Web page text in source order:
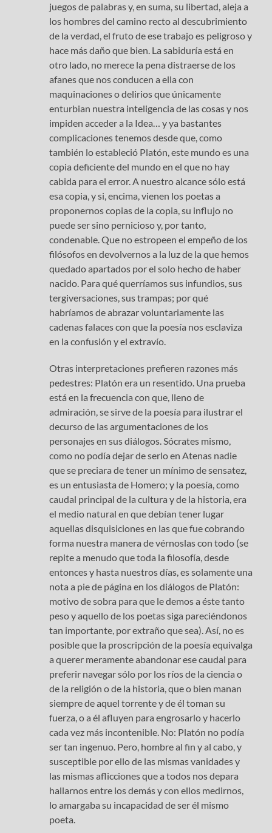
juegos de palabras y, en suma, su libertad, aleja a
los hombres del camino recto al descubrimiento
de la verdad, el fruto de ese trabajo es peligroso y
hace más daño que bien. La sabiduría está en
otro lado, no merece la pena distraerse de los
afanes que nos conducen a ella con
maquinaciones o delirios que únicamente
enturbian nuestra inteligencia de las cosas y nos
impiden acceder a la Idea… y ya bastantes
complicaciones tenemos desde que, como
también lo estableció Platón, este mundo es una
copia deficiente del mundo en el que no hay
cabida para el error. A nuestro alcance sólo está
esa copia, y si, encima, vienen los poetas a
proponernos copias de la copia, su influjo no
puede ser sino pernicioso y, por tanto,
condenable. Que no estropeen el empeño de los
filósofos en devolvernos a la luz de la que hemos
quedado apartados por el solo hecho de haber
nacido. Para qué querríamos sus infundios, sus
tergiversaciones, sus trampas; por qué
habríamos de abrazar voluntariamente las
cadenas falaces con que la poesía nos esclaviza
en la confusión y el extravío.
Otras interpretaciones prefieren razones más
pedestres: Platón era un resentido. Una prueba
está en la frecuencia con que, lleno de
admiración, se sirve de la poesía para ilustrar el
decurso de las argumentaciones de los
personajes en sus diálogos. Sócrates mismo,
como no podía dejar de serlo en Atenas nadie
que se preciara de tener un mínimo de sensatez,
es un entusiasta de Homero; y la poesía, como
caudal principal de la cultura y de la historia, era
el medio natural en que debían tener lugar
aquellas disquisiciones en las que fue cobrando
forma nuestra manera de vérnoslas con todo (se
repite a menudo que toda la filosofía, desde
entonces y hasta nuestros días, es solamente una
nota a pie de página en los diálogos de Platón:
motivo de sobra para que le demos a éste tanto
peso y aquello de los poetas siga pareciéndonos
tan importante, por extraño que sea). Así, no es
posible que la proscripción de la poesía equivalga
a querer meramente abandonar ese caudal para
preferir navegar sólo por los ríos de la ciencia o
de la religión o de la historia, que o bien manan
siempre de aquel torrente y de él toman su
fuerza, o a él afluyen para engrosarlo y hacerlo
cada vez más incontenible. No: Platón no podía
ser tan ingenuo. Pero, hombre al fin y al cabo, y
susceptible por ello de las mismas vanidades y
las mismas aflicciones que a todos nos depara
hallarnos entre los demás y con ellos medirnos,
lo amargaba su incapacidad de ser él mismo
poeta.